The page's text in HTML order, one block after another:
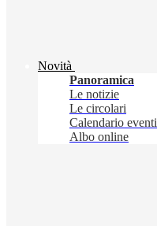
Novità
Panoramica
Le notizie
Le circolari
Calendario eventi
Albo online